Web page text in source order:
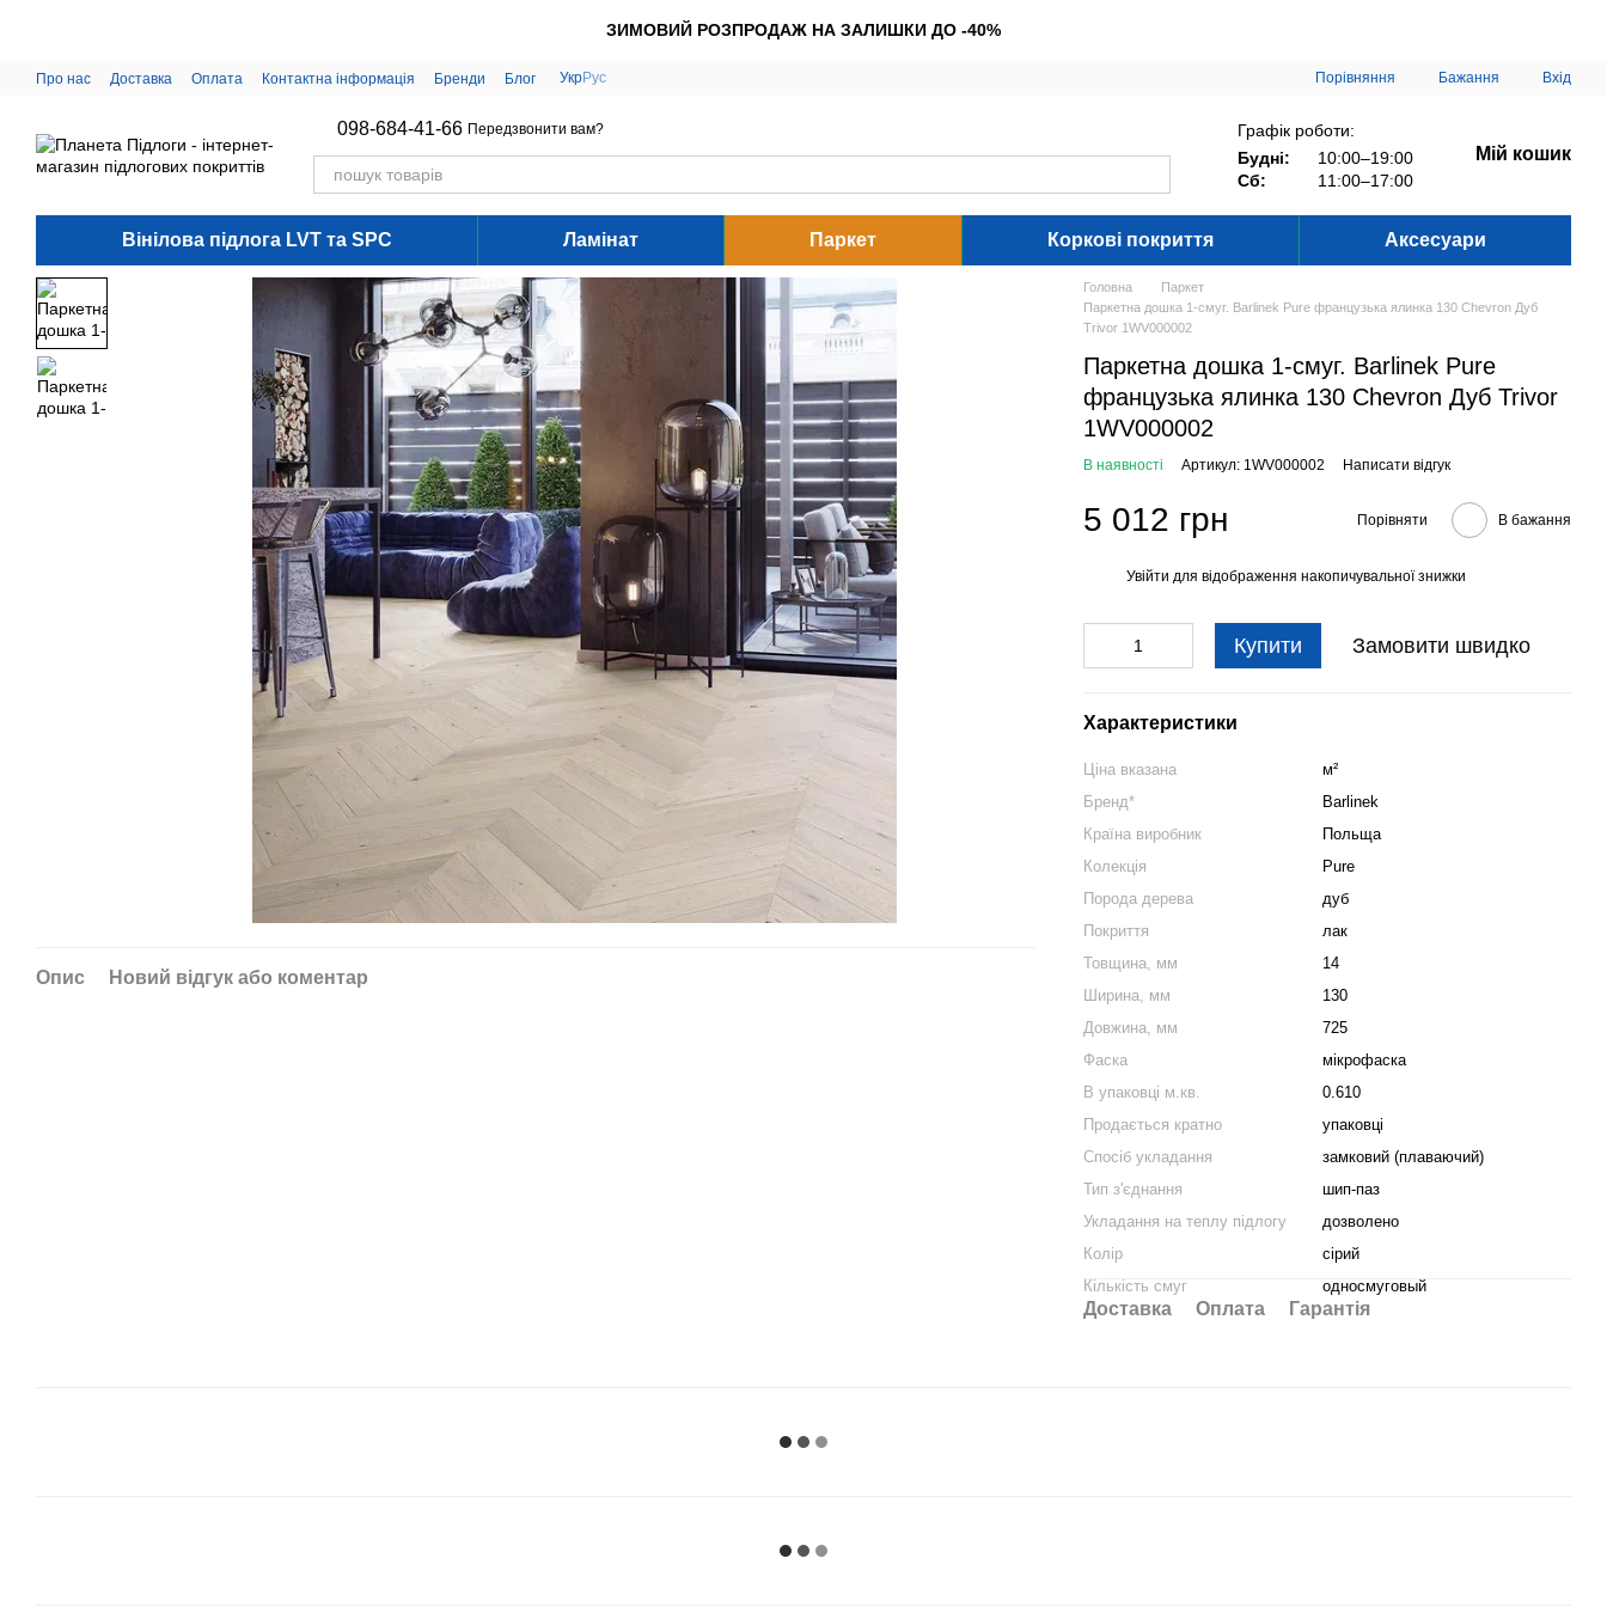
ЗИМОВИЙ РОЗПРОДАЖ НА ЗАЛИШКИ ДО -40%
Про нас Доставка Оплата Контактна інформація Бренди Блог УкрРус Порівняння Бажання Вхід
098-684-41-66 Передзвонити вам?
Графік роботи:
Будні:
10:00–19:00
Сб:
11:00–17:00
Мій кошик
Вінілова підлога LVT та SPC Ламінат Паркет Коркові покриття Аксесуари
Опис Новий відгук або коментар
Головна
Паркет
Паркетна дошка 1-смуг. Barlinek Pure французька ялинка 130 Chevron Дуб
Trivor 1WV000002
Паркетна дошка 1-смуг. Barlinek Pure
французька ялинка 130 Chevron Дуб Trivor
1WV000002
В наявності Артикул: 1WV000002 Написати відгук
5 012 грн Порівняти В бажання
Увійти для відображення накопичувальної знижки
Купити Замовити швидко
Характеристики
Ціна вказана
м²
Бренд*
Barlinek
Країна виробник
Польща
Колекція
Pure
Порода дерева
дуб
Покриття
лак
Товщина, мм
14
Ширина, мм
130
Довжина, мм
725
Фаска
мікрофаска
В упаковці м.кв.
0.610
Продається кратно
упаковці
Спосіб укладання
замковий (плаваючий)
Тип з'єднання
шип-паз
Укладання на теплу підлогу
дозволено
Колір
сірий
Кількість смуг
односмуговый
Доставка Оплата Гарантія